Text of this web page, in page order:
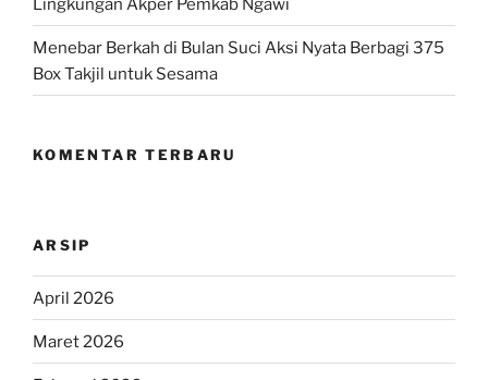
Menebar Berkah di Bulan Suci Aksi Nyata Berbagi 375
Box Takjil untuk Sesama
KOMENTAR TERBARU
ARSIP
April 2026
Maret 2026